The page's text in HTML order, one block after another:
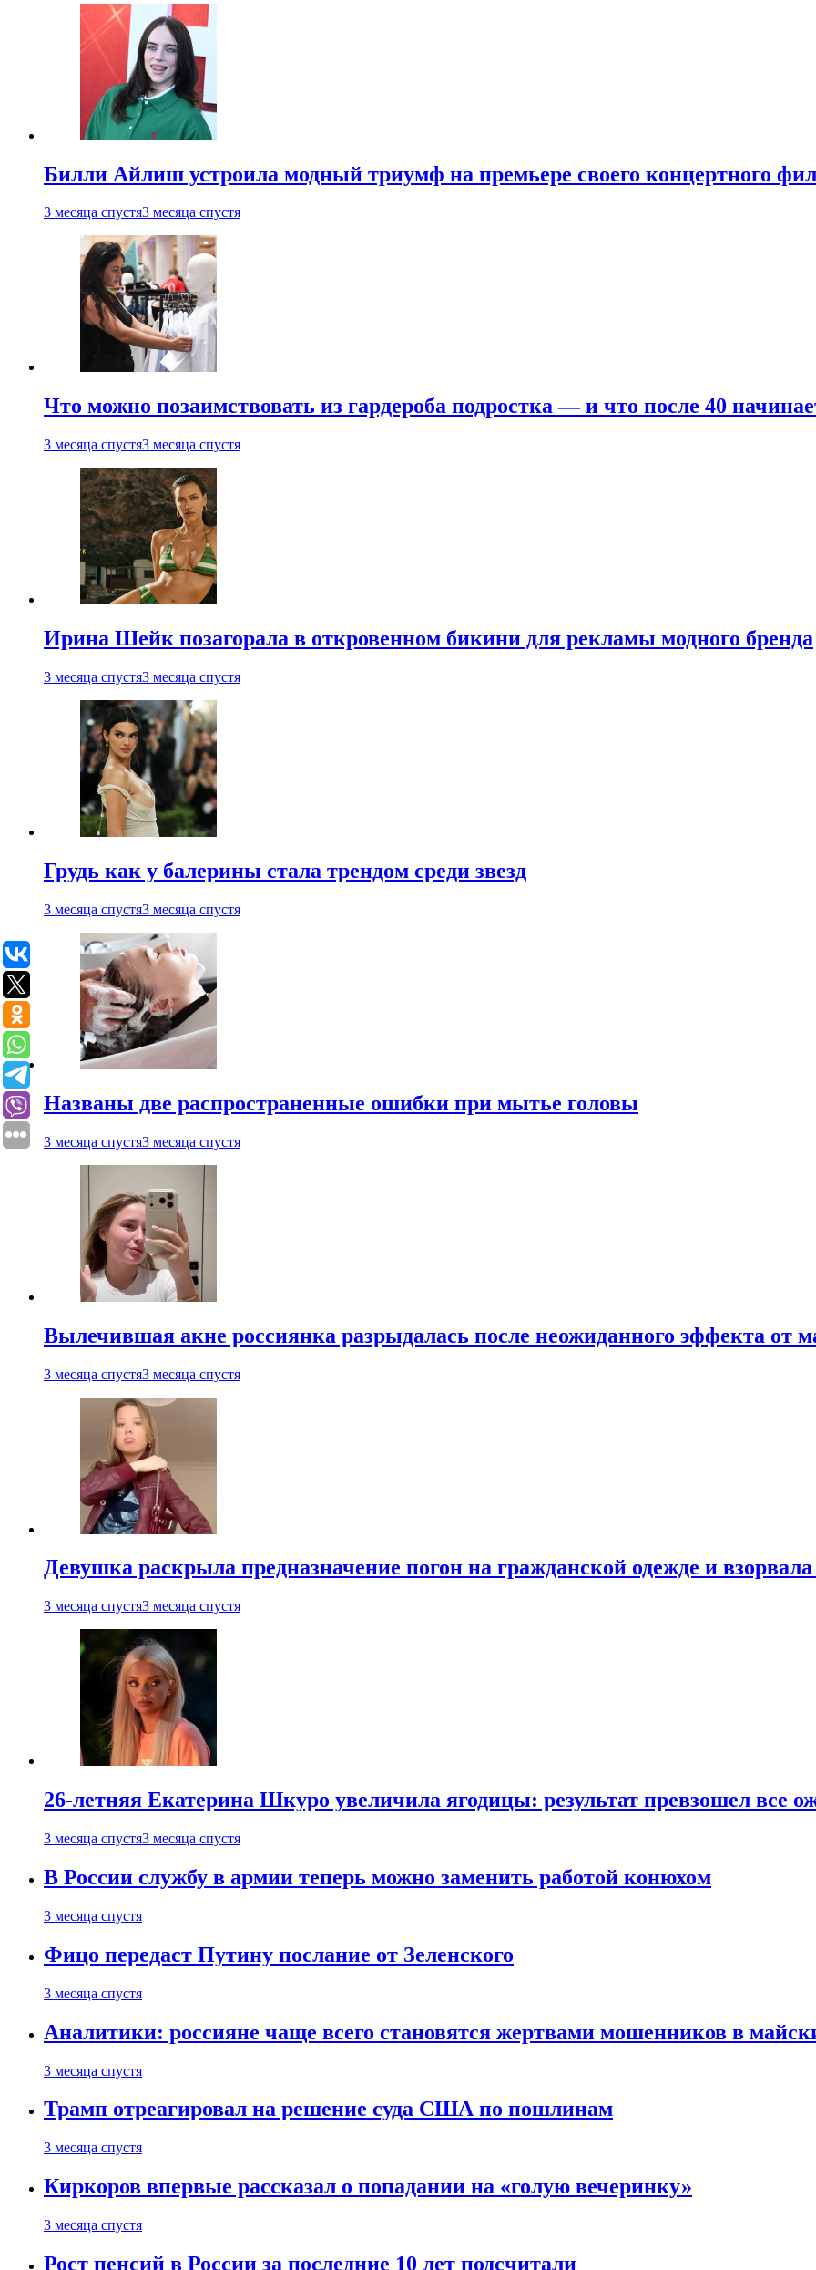
Билли Айлиш устроила модный триумф на премьере своего концертного
3 месяца спустя3 месяца спустя
Что можно позаимствовать из гардероба подростка — и что после 40
3 месяца спустя3 месяца спустя
Ирина Шейк позагорала в откровенном бикини для рекламы модного бренда
3 месяца спустя3 месяца спустя
Грудь как у балерины стала трендом среди звезд
3 месяца спустя3 месяца спустя
Названы две распространенные ошибки при мытье головы
3 месяца спустя3 месяца спустя
Вылечившая акне россиянка разрыдалась после неожиданного эффекта от
3 месяца спустя3 месяца спустя
Девушка раскрыла предназначение погон на гражданской одежде и взорвала
3 месяца спустя3 месяца спустя
26-летняя Екатерина Шкуро увеличила ягодицы: результат превзошел все
3 месяца спустя3 месяца спустя
В России службу в армии теперь можно заменить работой конюхом
3 месяца спустя
Фицо передаст Путину послание от Зеленского
3 месяца спустя
Аналитики: россияне чаще всего становятся жертвами мошенников в
3 месяца спустя
Трамп отреагировал на решение суда США по пошлинам
3 месяца спустя
Киркоров впервые рассказал о попадании на «голую вечеринку»
3 месяца спустя
Рост пенсий в России за последние 10 лет подсчитали